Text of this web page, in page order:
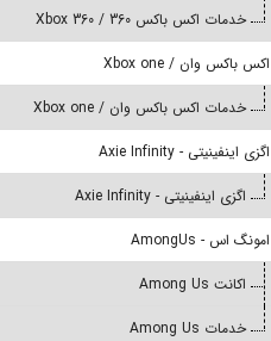
خدمات اکس باکس 360 / Xbox 360
اکس باکس وان / Xbox one
خدمات اکس باکس وان / Xbox one
اگزی اینفینیتی - Axie Infinity
اگزی اینفینیتی - Axie Infinity
امونگ اس - AmongUs
اکانت Among Us
خدمات Among Us